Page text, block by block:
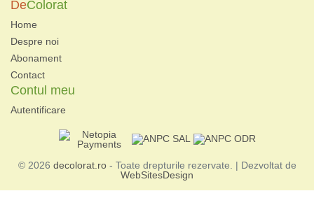
DeColorat
Home
Despre noi
Abonament
Contact
Contul meu
Autentificare
© 2026 decolorat.ro- Toate drepturile rezervate. | Dezvoltat de
WebSitesDesign